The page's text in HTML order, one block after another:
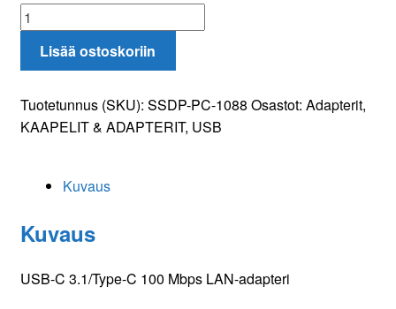
USB-
C
3.1/Type-
100
Mbps
määrä
Lisää ostoskoriin
Tuotetunnus (SKU): SSDP-PC-1088 Osastot: Adapterit,
KAAPELIT & ADAPTERIT, USB
Kuvaus
Kuvaus
USB-C 3.1/Type-C 100 Mbps LAN-adapteri